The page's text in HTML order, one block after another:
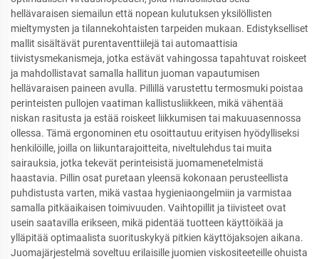
hellävaraisen siemailun että nopean kulutuksen yksilöllisten
mieltymysten ja tilannekohtaisten tarpeiden mukaan. Edistykselliset
mallit sisältävät purentaventtiilejä tai automaattisia
tiivistysmekanismeja, jotka estävät vahingossa tapahtuvat roiskeet
ja mahdollistavat samalla hallitun juoman vapautumisen
hellävaraisen paineen avulla. Pillillä varustettu termosmuki poistaa
perinteisten pullojen vaatiman kallistusliikkeen, mikä vähentää
niskan rasitusta ja estää roiskeet liikkumisen tai makuuasennossa
ollessa. Tämä ergonominen etu osoittautuu erityisen hyödylliseksi
henkilöille, joilla on liikuntarajoitteita, niveltulehdus tai muita
sairauksia, jotka tekevät perinteisistä juomamenetelmistä
haastavia. Pillin osat puretaan yleensä kokonaan perusteellista
puhdistusta varten, mikä vastaa hygieniaongelmiin ja varmistaa
samalla pitkäaikaisen toimivuuden. Vaihtopillit ja tiivisteet ovat
usein saatavilla erikseen, mikä pidentää tuotteen käyttöikää ja
ylläpitää optimaalista suorituskykyä pitkien käyttöjaksojen aikana.
Juomajärjestelmä soveltuu erilaisille juomien viskositeeteille ohuista